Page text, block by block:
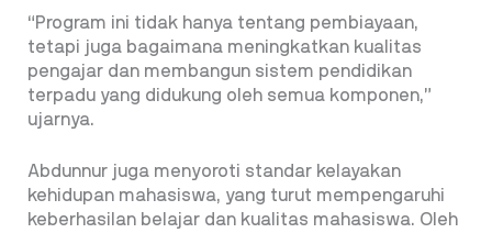
“Program ini tidak hanya tentang pembiayaan,
tetapi juga bagaimana meningkatkan kualitas
pengajar dan membangun sistem pendidikan
terpadu yang didukung oleh semua komponen,”
ujarnya.
Abdunnur juga menyoroti standar kelayakan
kehidupan mahasiswa, yang turut mempengaruhi
keberhasilan belajar dan kualitas mahasiswa. Oleh